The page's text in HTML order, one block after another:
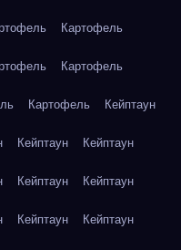
Картофель
Картофель
Картофель Кейптаун
Кейптаун Кейптаун
Кейптаун Кейптаун
Кейптаун Кейптаун